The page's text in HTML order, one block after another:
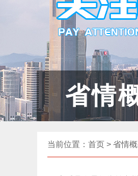
省情
当前位置： 首页 > 省情